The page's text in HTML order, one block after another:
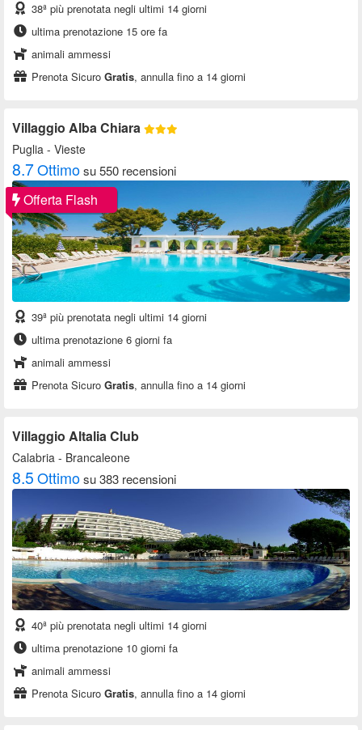
38ª più prenotata negli ultimi 14 giorni
ultima prenotazione 15 ore fa
animali ammessi
Prenota Sicuro Gratis, annulla fino a 14 giorni
Villaggio Alba Chiara
Puglia - Vieste
8.7Ottimosu 550 recensioni
Offerta Flash
39ª più prenotata negli ultimi 14 giorni
ultima prenotazione 6 giorni fa
animali ammessi
Prenota Sicuro Gratis, annulla fino a 14 giorni
Villaggio Altalia Club
Calabria - Brancaleone
8.5Ottimosu 383 recensioni
40ª più prenotata negli ultimi 14 giorni
ultima prenotazione 10 giorni fa
animali ammessi
Prenota Sicuro Gratis, annulla fino a 14 giorni